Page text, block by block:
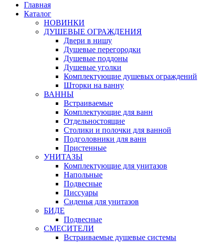
Главная
Каталог
НОВИНКИ
ДУШЕВЫЕ ОГРАЖДЕНИЯ
Двери в нишу
Душевые перегородки
Душевые поддоны
Душевые уголки
Комплектующие душевых ограждений
Шторки на ванну
ВАННЫ
Встраиваемые
Комплектующие для ванн
Отдельностоящие
Столики и полочки для ванной
Подголовники для ванн
Пристенные
УНИТАЗЫ
Комплектующие для унитазов
Напольные
Подвесные
Писсуары
Сиденья для унитазов
БИДЕ
Подвесные
СМЕСИТЕЛИ
Встраиваемые душевые системы